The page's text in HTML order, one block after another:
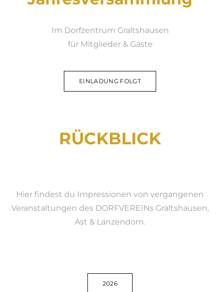
Im Dorfzentrum Graltshausen
​für Mitglieder & Gäste
EINLADUNG FOLGT
RÜCKBLICK
Hier findest du Impressionen von vergangenen
Veranstaltungen des DORFVEREINs Graltshausen,
Ast & Lanzendorn.
2026